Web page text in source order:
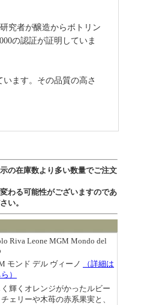
究者が醸造からボトリン
の認証が証明していま
ます。その品質の高さ
の在庫数より多い数量でご注文
わる可能性がございますのであ
い。
Riva Leone MGM Mondo del
モンド デル ヴィーノ
（詳細は
）
輝くオレンジがかったルビー
ェリーや木苺の赤系果実と、